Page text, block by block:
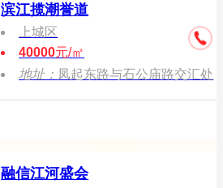
滨江揽潮誉道
上城区
40000元/㎡
地址： 凤起东路与石公庙路交汇处
融信江河盛会